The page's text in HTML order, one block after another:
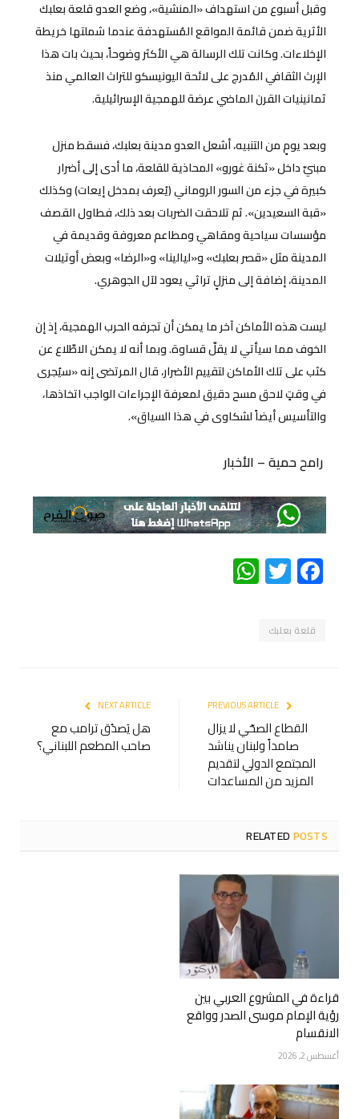
وقبل أسبوع من استهداف «المنشية»، وضع العدو قلعة بعلبك
الأثرية ضمن قائمة المواقع المُستهدفة عندما شملتها خريطة
الإخلاءات. وكانت تلك الرسالة هي الأكثر وضوحاً، بحيث بات هذا
الإرث الثقافي المُدرج على لائحة اليونيسكو للتراث العالمي منذ
ثمانينيات القرن الماضي عرضة للهمجية الإسرائيلية.
وبعد يومٍ من التنبيه، أشعل العدو مدينة بعلبك، فسقط منزل
مبنيّ داخل «ثكنة غورو» المحاذية للقلعة، ما أدى إلى أضرار
كبيرة في جزء من السور الروماني (يُعرف بمدخل إيعات) وكذلك
«قبة السعيدين». ثم تلاحقت الضربات بعد ذلك، فطاول القصف
مؤسسات سياحية ومقاهيَ ومطاعم معروفة وقديمة في
المدينة مثل «قصر بعلبك» و«ليالينا» و«الرضا» وبعض أوتيلات
المدينة، إضافة إلى منزلٍ تراثي يعود لآل الجوهري.
ليست هذه الأماكن آخر ما يمكن أن تجرفه الحرب الهمجية، إذ إن
الخوف مما سيأتي لا يقلّ قساوة. وبما أنه لا يمكن الاطّلاع عن
كثب على تلك الأماكن لتقييم الأضرار، قال المرتضى إنه «سيُجرى
في وقتٍ لاحق مسح دقيق لمعرفة الإجراءات الواجب اتخاذها،
والتأسيس أيضاً لشكاوى في هذا السياق».
رامح حمية – الأخبار
Facebook
Twitter
WhatsApp
قلعة بعلبك
القطاع الصحّي لا يزال
صامداً ولبنان يناشد
المجتمع الدولي لتقديم
المزيد من المساعدات
NEXT ARTICLE
هل يَصدُق ترامب مع
صاحب المطعم اللبناني؟
RELATEDPOSTS
قراءة في المشروع العربي بين
رؤية الإمام موسى الصدر وواقع
الانقسام
أغسطس 2, 2026